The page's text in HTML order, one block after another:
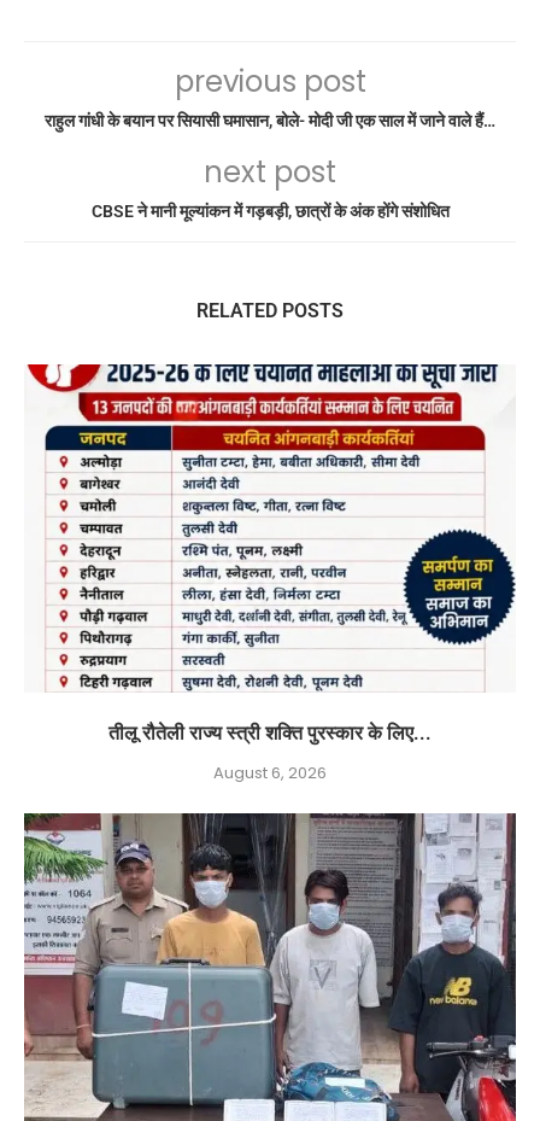
previous post
राहुल गांधी के बयान पर सियासी घमासान, बोले- मोदी जी एक साल में जाने वाले हैं…
next post
CBSE ने मानी मूल्यांकन में गड़बड़ी, छात्रों के अंक होंगे संशोधित
RELATED POSTS
तीलू रौतेली राज्य स्त्री शक्ति पुरस्कार के लिए...
August 6, 2026